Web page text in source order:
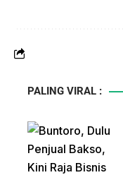
PALING VIRAL :